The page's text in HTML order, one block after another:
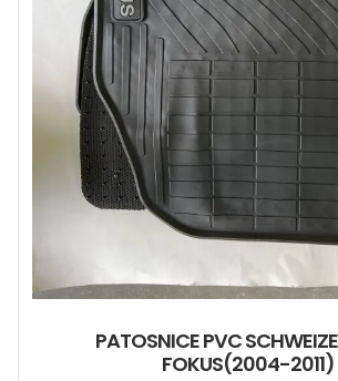
PATOSNICE PVC
FOKUS(2004-2011)